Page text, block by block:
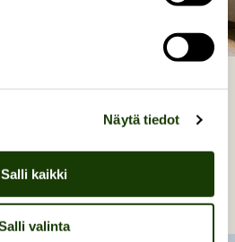
Näytä tiedot
Salli kaikki
valinta
LEA VEJOLAŠ
SIERRA LAHTTUVUOĐA